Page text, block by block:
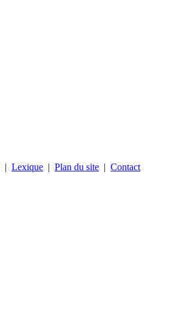
| Lexique | Plan du site | Contact